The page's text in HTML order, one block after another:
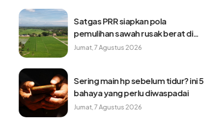
Satgas PRR siapkan pola
pemulihan sawah rusak berat di
wilayah terdampak bencana
Jumat, 7 Agustus 2026
Sering main hp sebelum tidur? ini 5
bahaya yang perlu diwaspadai
Jumat, 7 Agustus 2026